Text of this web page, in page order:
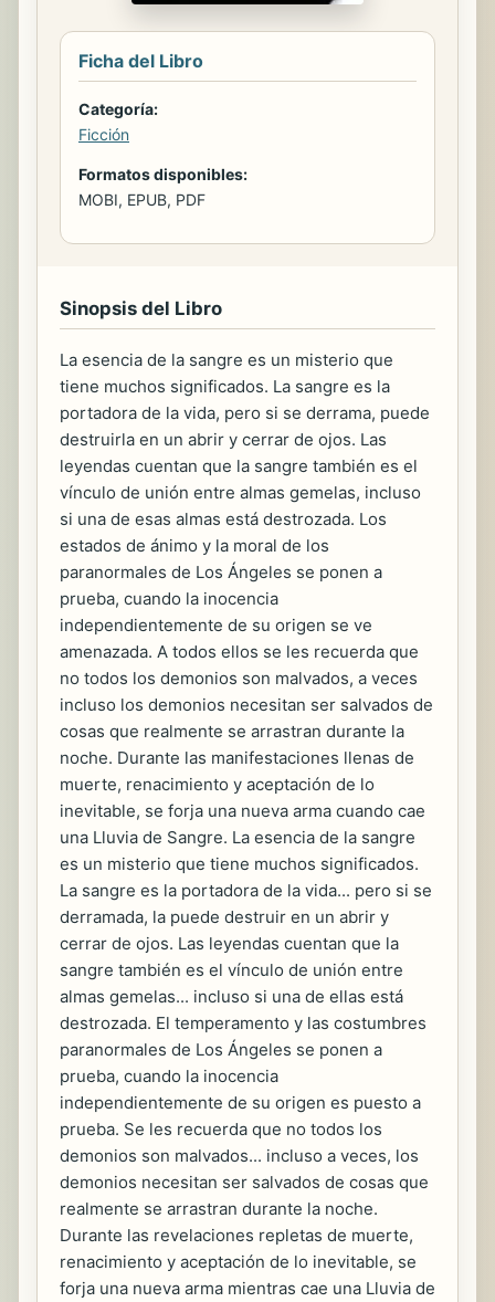
Ficha del Libro
Categoría:
Ficción
Formatos disponibles:
MOBI, EPUB, PDF
Sinopsis del Libro
La esencia de la sangre es un misterio que
tiene muchos significados. La sangre es la
portadora de la vida, pero si se derrama, puede
destruirla en un abrir y cerrar de ojos. Las
leyendas cuentan que la sangre también es el
vínculo de unión entre almas gemelas, incluso
si una de esas almas está destrozada. Los
estados de ánimo y la moral de los
paranormales de Los Ángeles se ponen a
prueba, cuando la inocencia
independientemente de su origen se ve
amenazada. A todos ellos se les recuerda que
no todos los demonios son malvados, a veces
incluso los demonios necesitan ser salvados de
cosas que realmente se arrastran durante la
noche. Durante las manifestaciones llenas de
muerte, renacimiento y aceptación de lo
inevitable, se forja una nueva arma cuando cae
una Lluvia de Sangre. La esencia de la sangre
es un misterio que tiene muchos significados.
La sangre es la portadora de la vida... pero si se
derramada, la puede destruir en un abrir y
cerrar de ojos. Las leyendas cuentan que la
sangre también es el vínculo de unión entre
almas gemelas... incluso si una de ellas está
destrozada. El temperamento y las costumbres
paranormales de Los Ángeles se ponen a
prueba, cuando la inocencia
independientemente de su origen es puesto a
prueba. Se les recuerda que no todos los
demonios son malvados... incluso a veces, los
demonios necesitan ser salvados de cosas que
realmente se arrastran durante la noche.
Durante las revelaciones repletas de muerte,
renacimiento y aceptación de lo inevitable, se
forja una nueva arma mientras cae una Lluvia de